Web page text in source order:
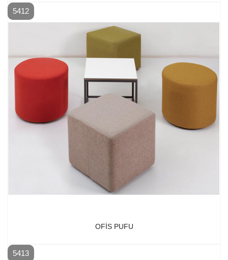
5412
OFIS PUFU
5413